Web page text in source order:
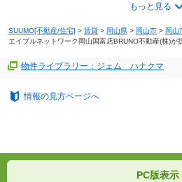
もっと見る
SUUMO[不動産/住宅] > 賃貸 > 岡山県 > 岡山市 > 岡山
エイブルネットワーク岡山国富店BRUNO不動産(株)が
物件ライブラリー：ジェム ハナクマ
情報の見方ページへ
PC版表示